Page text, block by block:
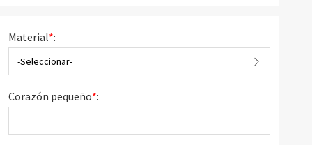
Material*:
-Seleccionar-
Corazón pequeño*: